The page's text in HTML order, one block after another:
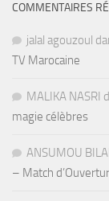
COMMENTAIRES
jalal agouzoul
TV Marocaine
MALIKA NASRI
magie célèbres
ANSUMOU
– Match